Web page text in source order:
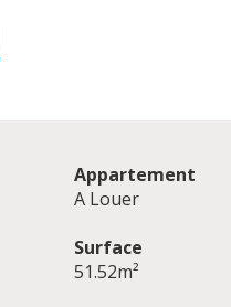
Appartement
A Louer
Surface
51.52m²